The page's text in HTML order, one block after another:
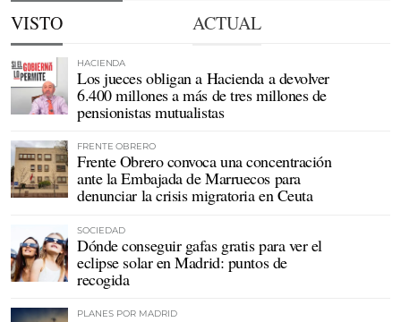
VISTO ACTUAL
HACIENDA
Los jueces obligan a Hacienda a devolver
6.400 millones a más de tres millones de
pensionistas mutualistas
FRENTE OBRERO
Frente Obrero convoca una concentración
ante la Embajada de Marruecos para
denunciar la crisis migratoria en Ceuta
SOCIEDAD
Dónde conseguir gafas gratis para ver el
eclipse solar en Madrid: puntos de
recogida
PLANES POR MADRID